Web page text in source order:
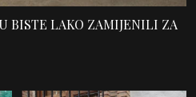
BISTE LAKO ZAMIJENILI ZA